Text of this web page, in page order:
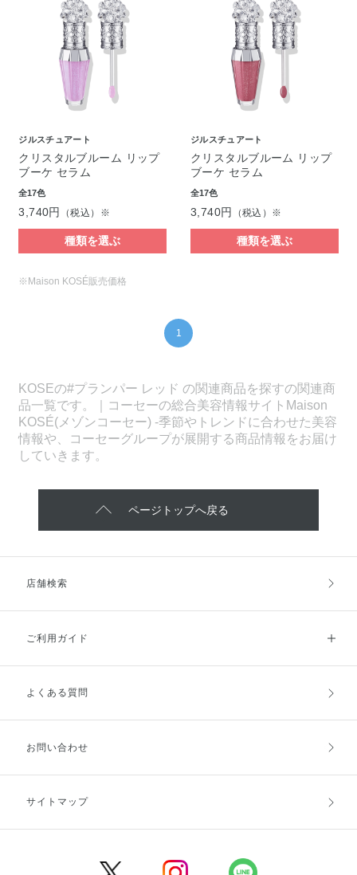
ジルスチュアート
クリスタルブルーム リップ
ブーケ セラム
全17色
3,740円 （税込）※
種類を選ぶ
ジルスチュアート
クリスタルブルーム リップ
ブーケ セラム
全17色
3,740円 （税込）※
種類を選ぶ
※Maison KOSÉ販売価格
1
KOSEの#プランパー レッド の関連商品を探すの関連商
品一覧です。｜コーセーの総合美容情報サイトMaison
KOSÉ(メゾンコーセー) -季節やトレンドに合わせた美容
情報や、コーセーグループが展開する商品情報をお届け
していきます。
ページトップへ戻る
店舗検索
ご利用ガイド
ご利用ガイドトップ
お支払方法
キャンセル・返品・交換
よくある質問
お問い合わせ
サイトマップ